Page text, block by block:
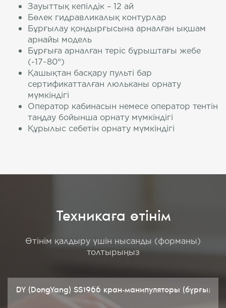
Зауыттық кепілдік – 12 ай
Бөлек гидравликалық контурлар
Бұрғылау қондырғысына арналған ықшам
арнайы модель
Бұрғыға арналған теріс бұрыштағы жебе
(-17~80°)
Қашықтан басқару пульті бар
сертификатталған люльканы орнату
мүмкіндігі
Оператор кабинасын немесе оператор тентін
таңдау бойынша орнату мүмкіндігі
Құрылыс себетін орнату мүмкіндігі
Техникаға өтінім
Өтінім қалдыру үшін нысанды (форманы)
толтырыңыз